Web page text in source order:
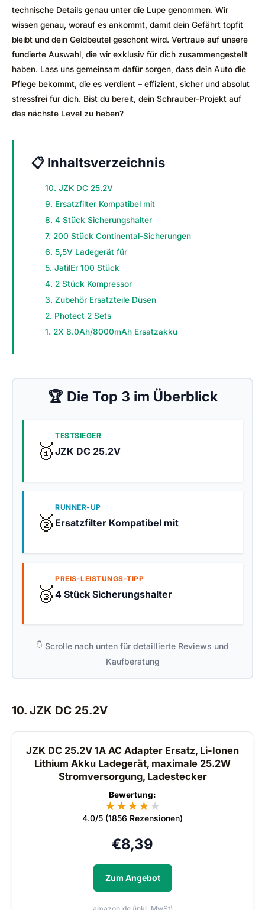
technische Details genau unter die Lupe genommen. Wir
wissen genau, worauf es ankommt, damit dein Gefährt topfit
bleibt und dein Geldbeutel geschont wird. Vertraue auf unsere
fundierte Auswahl, die wir exklusiv für dich zusammengestellt
haben. Lass uns gemeinsam dafür sorgen, dass dein Auto die
Pflege bekommt, die es verdient – effizient, sicher und absolut
stressfrei für dich. Bist du bereit, dein Schrauber-Projekt auf
das nächste Level zu heben?
📋 Inhaltsverzeichnis
10. JZK DC 25.2V
9. Ersatzfilter Kompatibel mit
8. 4 Stück Sicherungshalter
7. 200 Stück Continental-Sicherungen
6. 5,5V Ladegerät für
5. JatilEr 100 Stück
4. 2 Stück Kompressor
3. Zubehör Ersatzteile Düsen
2. Photect 2 Sets
1. 2X 8.0Ah/8000mAh Ersatzakku
🏆 Die Top 3 im Überblick
🥇
TESTSIEGER
JZK DC 25.2V
🥈
RUNNER-UP
Ersatzfilter Kompatibel mit
🥉
PREIS-LEISTUNGS-TIPP
4 Stück Sicherungshalter
👇 Scrolle nach unten für detaillierte Reviews und
Kaufberatung
10. JZK DC 25.2V
JZK DC 25.2V 1A AC Adapter Ersatz, Li-Ionen
Lithium Akku Ladegerät, maximale 25.2W
Stromversorgung, Ladestecker
Bewertung:
★★★★★
4.0/5 (1856 Rezensionen)
€8,39
Zum Angebot